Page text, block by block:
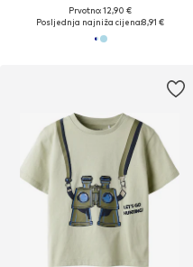
Prvotno: 12,90 €
Posljednja najniža cijena:8,91 €